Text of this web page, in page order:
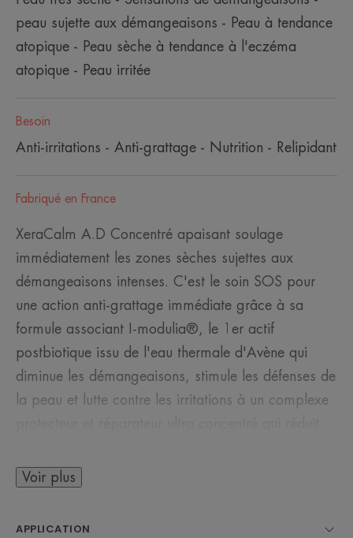
peau sujette aux démangeaisons - Peau à tendance
atopique - Peau sèche à tendance à l'eczéma
atopique - Peau irritée
Besoin
Anti-irritations - Anti-grattage - Nutrition - Relipidant
Fabriqué en France
XeraCalm A.D Concentré apaisant soulage
immédiatement les zones sèches sujettes aux
démangeaisons intenses. C'est le soin SOS pour
une action anti-grattage immédiate grâce à sa
formule associant I-modulia®, le 1er actif
postbiotique issu de l'eau thermale d'Avène qui
diminue les démangeaisons, stimule les défenses de
la peau et lutte contre les irritations à un complexe
confort cutané et à l'eau thermale d'Avène
Voir plus
APPLICATION